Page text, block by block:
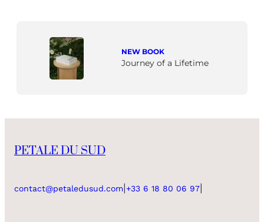
NEW BOOK
Journey of a Lifetime
PETALE DU SUD
contact@petaledusud.com +33 6 18 80 06 97